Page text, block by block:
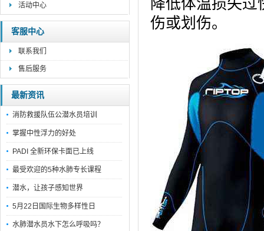
活动中心
客服中心
联系我们
售后服务
最新资讯
消防救援队伍公潜水员培训
掌握中性浮力的好处
PADI 全新环保卡面已上线
最受欢迎的5种水肺专长课程
潜水，让孩子感知世界
5月22日国际生物多样性日
水肺潜水员水下怎么呼吸吗？
降低体温损失
伤或划伤。